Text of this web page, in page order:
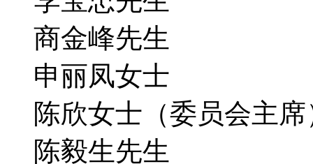
商金峰先生
申丽凤女士
陈欣女士 （委员会主
陈毅生先生